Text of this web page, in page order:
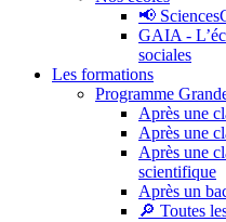
📢
GAIA -
sociales
Les formations
Programme
Après une
Après une
Après une
scientifique
Après un
🔎 Toutes